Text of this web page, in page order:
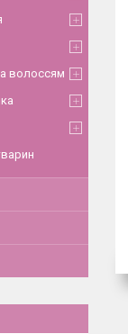
волоссям